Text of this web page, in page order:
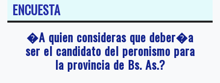
ENCUESTA
�A quien consideras que deber�a
ser el candidato del peronismo para
la provincia de Bs. As.?